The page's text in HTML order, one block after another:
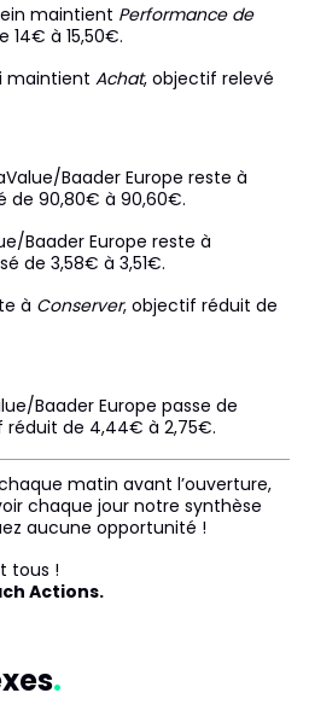
maintient Performance de
14€ à 15,50€.
maintient Achat, objectif relevé
Baader Europe reste à
de 90,80€ à 90,60€.
Baader Europe reste à
de 3,58€ à 3,51€.
à Conserver, objectif réduit de
Baader Europe passe de
réduit de 4,44€ à 2,75€.
matin avant l’ouverture,
chaque jour notre synthèse
aucune opportunité !
tous !
Actions.